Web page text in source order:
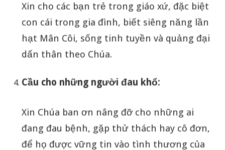
Xin cho các bạn trẻ trong giáo xứ, đặc biệt
con cái trong gia đình, biết siêng năng lần
hạt Mân Côi, sống tinh tuyền và quảng đại
dấn thân theo Chúa.
Cầu cho những người đau khổ:
Xin Chúa ban ơn nâng đỡ cho những ai
đang đau bệnh, gặp thử thách hay cô đơn,
để họ được vững tin vào tình thương của